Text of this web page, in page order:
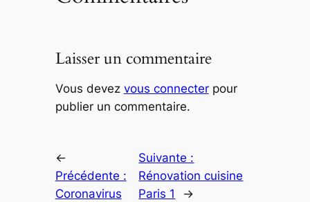
Laisser un commentaire
Vous devez vous connecterpour
publier un commentaire.
←
Précédente :
Coronavirus
Suivante :
Rénovation cuisine
Paris 1
→